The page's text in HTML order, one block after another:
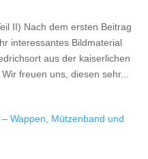
II) Nach dem ersten Beitrag
interessantes Bildmaterial
aus der kaiserlichen
freuen uns, diesen sehr...